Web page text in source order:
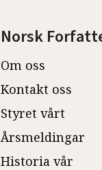
Norsk
Om oss
Kontakt oss
Styret vårt
Årsmeldingar
Historia vår